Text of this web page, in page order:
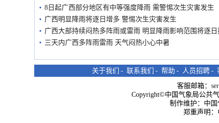
8日起广西部分地区有中等强度降雨 需警惕次生灾害发生
广西明显降雨将逐日增多 警惕次生灾害发生
广西大部持续闷热多阵雨或雷雨 明显降雨影响范围将逐日
三天内广西多阵雨雷雨 天气闷热小心中暑
关于我们 - 联系我们 - 帮助 - 人员招聘 -
客服邮箱：
Copyright©中国气象局公共
制作维护：中
郑重声明